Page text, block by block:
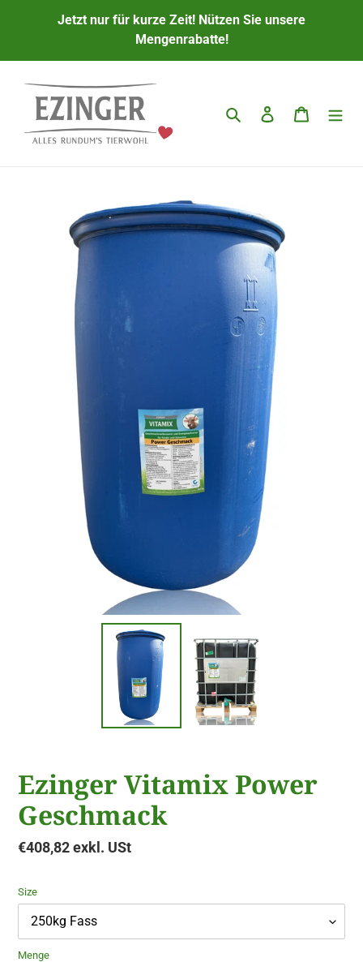
Jetzt nur für kurze Zeit! Nützen Sie unsere
Mengenrabatte!
Suchen Einloggen
Ezinger Vitamix Power
Geschmack
Normaler
€408,82 exkl. USt
Size
Menge